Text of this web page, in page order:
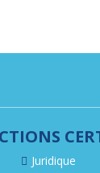
Juridique